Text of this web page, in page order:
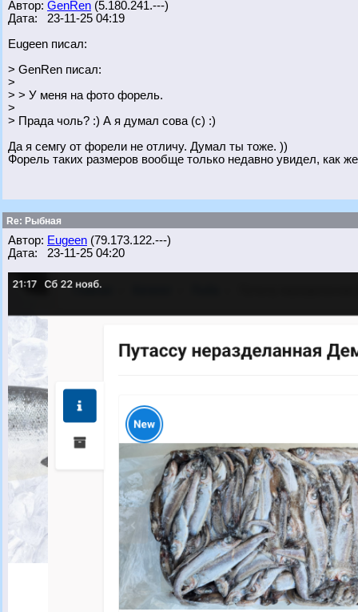
Автор: GenRen (5.180.241.---)
Дата: 23-11-25 04:19
Eugeen писал:
> GenRen писал:
>
> > У меня на фото форель.
>
> Прада чоль? :) А я думал сова (с) :)
Да я семгу от форели не отличу. Думал ты тоже. ))
Форель таких размеров вообще только недавно увидел, как
Re: Рыбная
Автор: Eugeen (79.173.122.---)
Дата: 23-11-25 04:20